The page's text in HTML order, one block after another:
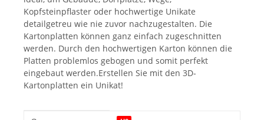
Kopfsteinpflaster oder hochwertige Unikate
detailgetreu wie nie zuvor nachzugestalten. Die
Kartonplatten können ganz einfach zugeschnitten
werden. Durch den hochwertigen Karton können die
Platten problemlos gebogen und somit perfekt
eingebaut werden.Erstellen Sie mit den 3D-
Kartonplatten ein Unikat!